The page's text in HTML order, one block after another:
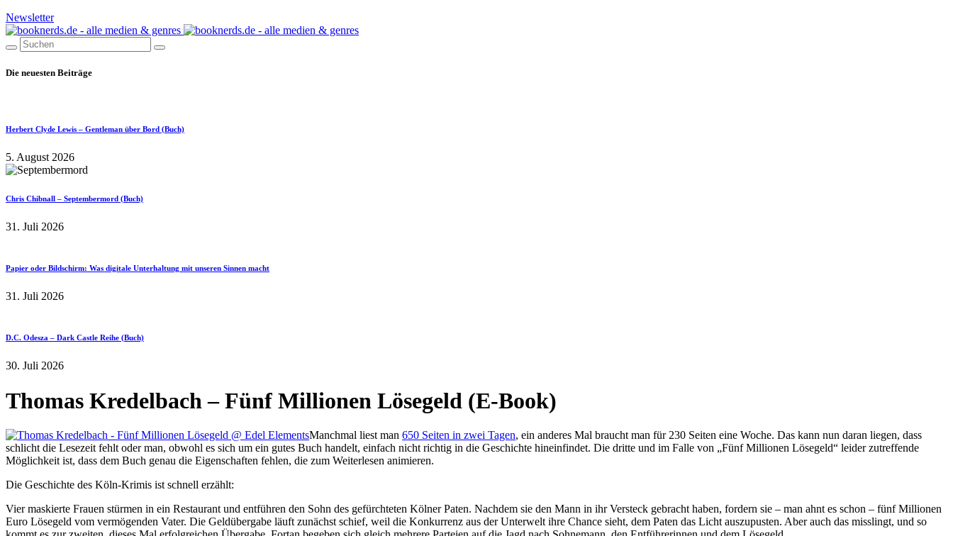
Newsletter
Die neuesten Beiträge
Herbert Clyde Lewis – Gentleman über Bord (Buch)
5. August 2026
Chris Chibnall – Septembermord (Buch)
31. Juli 2026
Papier oder Bildschirm: Was digitale Unterhaltung mit unseren Sinnen macht
31. Juli 2026
D.C. Odesza – Dark Castle Reihe (Buch)
30. Juli 2026
Thomas Kredelbach – Fünf Millionen Lösegeld (E-Book)
Manchmal liest man 650 Seiten in zwei Tagen, ein anderes Mal braucht man für 230 Seiten eine Woche. Das kann nun daran liegen, dass
schlicht die Lesezeit fehlt oder man, obwohl es sich um ein gutes Buch handelt, einfach nicht richtig in die Geschichte hineinfindet. Die dritte und im Falle von „Fünf Millionen Lösegeld“ leider zutreffende
Möglichkeit ist, dass dem Buch genau die Eigenschaften fehlen, die zum Weiterlesen animieren.
Die Geschichte des Köln-Krimis ist schnell erzählt:
Vier maskierte Frauen stürmen in ein Restaurant und entführen den Sohn des gefürchteten Kölner Paten. Nachdem sie den Mann in ihr Versteck gebracht haben, fordern sie – man ahnt es schon – fünf Millionen
Euro Lösegeld vom vermögenden Vater. Die Geldübergabe läuft zunächst schief, weil die Konkurrenz aus der Unterwelt ihre Chance sieht, dem Paten das Licht auszupusten. Aber auch das misslingt, und so